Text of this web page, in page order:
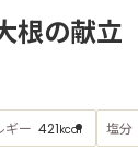
根の献立
ギー 421kcal 塩分